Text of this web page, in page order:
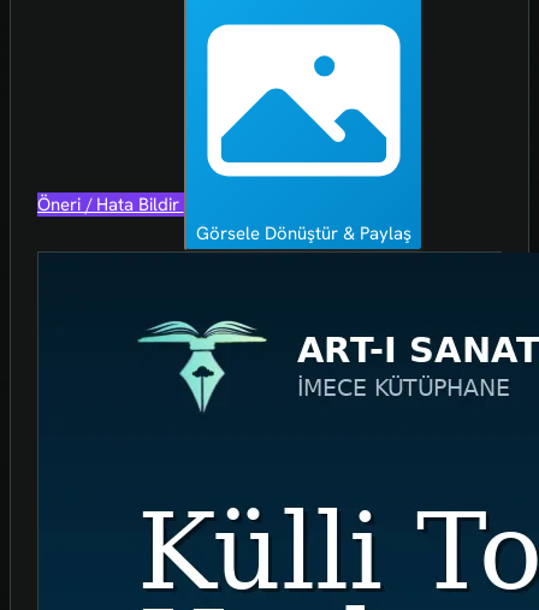
Öneri / Hata Bildir
Görsele Dönüştür & Paylaş